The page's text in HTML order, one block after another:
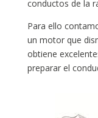
conductos de la
Para ello
un motor que
obtiene
preparar el